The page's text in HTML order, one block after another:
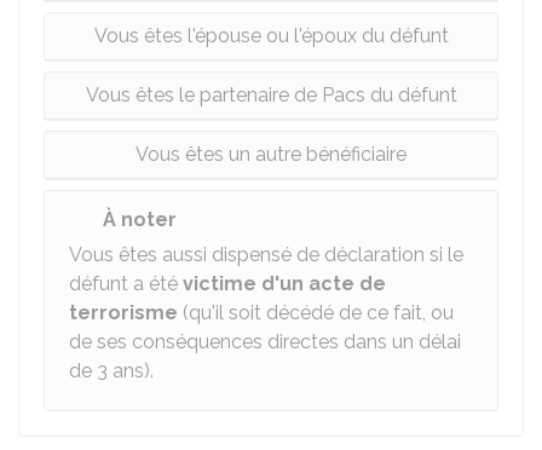
Vous êtes l'épouse ou l'époux du défunt
Vous êtes le partenaire de Pacs du défunt
Vous êtes un autre bénéficiaire
À noter
Vous êtes aussi dispensé de déclaration si le
défunt a été victime d'un acte de
terrorisme (qu'il soit décédé de ce fait, ou
de ses conséquences directes dans un délai
de 3 ans).